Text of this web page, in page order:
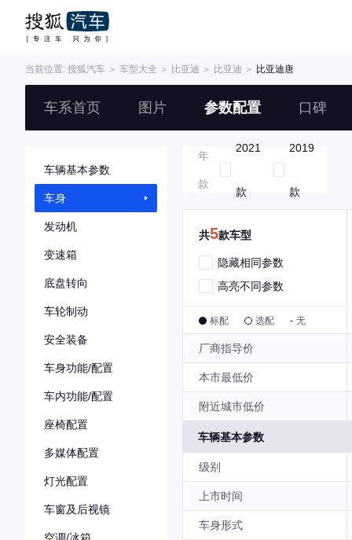
当前位置: 搜狐汽车 ＞ 车型大全 ＞ 比亚迪 ＞ 比亚迪 ＞ 比亚迪唐
车系首页 图片 参数配置 口碑
车辆基本参数
车身
发动机
变速箱
底盘转向
车轮制动
安全装备
车身功能/配置
车内功能/配置
座椅配置
多媒体配置
灯光配置
车窗及后视镜
年
款
2021
款
2019
款
共5款车型
隐藏相同参数
高亮不同参数
标配 选配 - 无
厂商指导价
本市最低价
附近城市低价
车辆基本参数
级别
上市时间
车身形式